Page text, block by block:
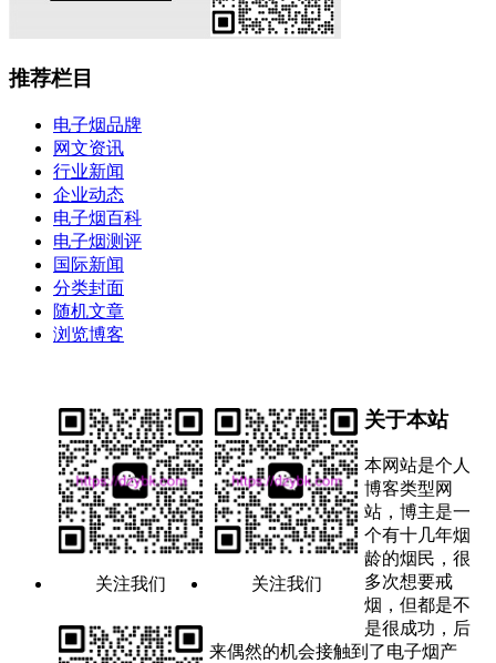
推荐栏目
电子烟品牌
网文资讯
行业新闻
企业动态
电子烟百科
电子烟测评
国际新闻
分类封面
随机文章
浏览博客
关注我们 关注我们
关于本站
本网站是个人
博客类型网
站，博主是一
个有十几年烟
龄的烟民，很
多次想要戒
烟，但都是不
是很成功，后
来偶然的机会接触到了电子烟产